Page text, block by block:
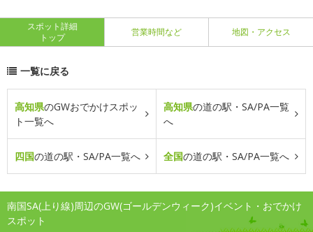
スポット詳細
トップ
営業時間など 地図・アクセス
一覧に戻る
高知県のGWおでかけスポッ
ト一覧へ
高知県の道の駅・SA/PA一覧
へ
四国の道の駅・SA/PA一覧へ 全国の道の駅・SA/PA一覧へ
南国SA(上り線)周辺のGW(ゴールデンウィーク)イベント・おでかけ
スポット